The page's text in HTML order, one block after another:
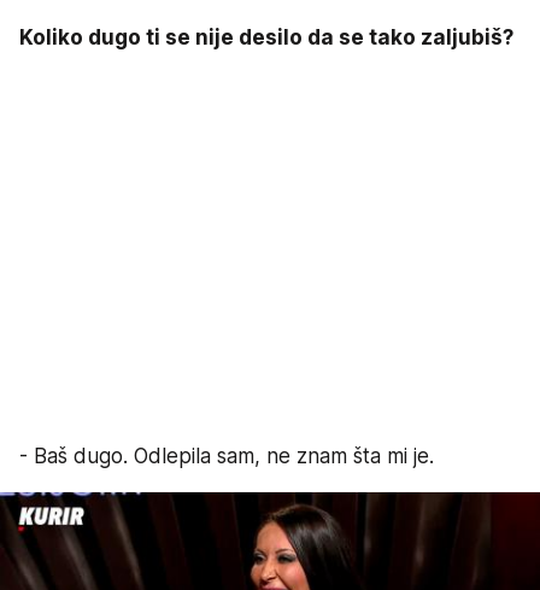
Koliko dugo ti se nije desilo da se tako zaljubiš?
- Baš dugo. Odlepila sam, ne znam šta mi je.